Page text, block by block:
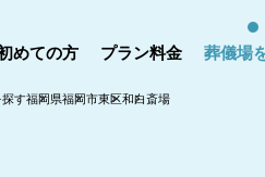
めての方 プラン料金 葬儀場
す福岡県福岡市東区和白斎場